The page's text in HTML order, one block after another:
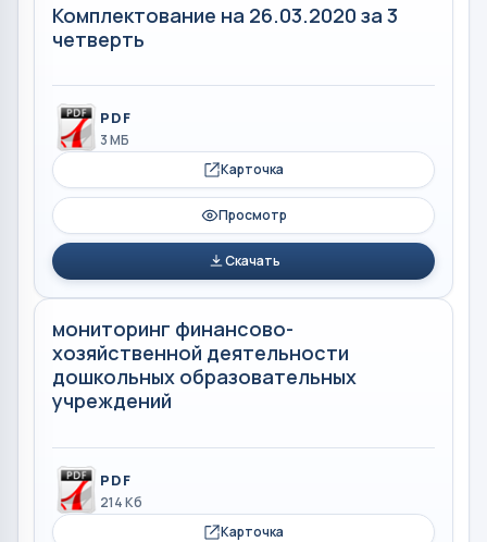
Комплектование на 26.03.2020 за 3
четверть
PDF
3 МБ
Карточка
Просмотр
Скачать
мониторинг финансово-
хозяйственной деятельности
дошкольных образовательных
учреждений
PDF
214 Кб
Карточка